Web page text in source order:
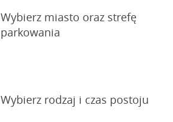
Wybierz miasto oraz strefę
parkowania
Wybierz rodzaj i czas postoju